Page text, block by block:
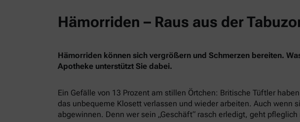
Hämorriden – Raus aus der
Hämorriden können sich vergrößern und Schmerzen bereiten.
Apotheke unterstützt Sie dabei.
Ein Gefälle von 13 Prozent am stillen Örtchen: Britische Tüftler
das unbequeme Klosett verlassen und wieder arbeiten. Auch
abgewinnen. Denn wer sein „Geschäft“ rasch erledigt, geht